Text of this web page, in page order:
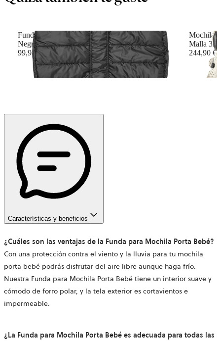
Funda de Invierno para Mochila Porta Bebé
Negro
99,90 €
Mochila
Malla
244,90 €
Características y beneficios
¿Cuáles son las ventajas de la Funda para Mochila Porta Bebé?
Con una protección contra el viento y la lluvia para tu mochila
porta bebé podrás disfrutar del aire libre aunque haga frío.
Nuestra Funda para Mochila Porta Bebé tiene un interior suave y
cómodo de forro polar, y la tela exterior es cortavientos e
impermeable.
¿La Funda para Mochila Porta Bebé es adecuada para todas las